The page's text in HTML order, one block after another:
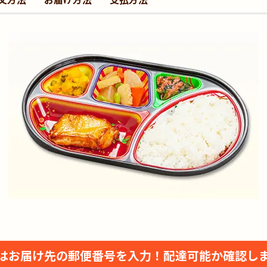
お届け先の郵便番号を入力！ 配達可能か確認し